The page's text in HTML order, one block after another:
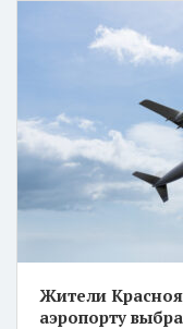
Жители
аэропорту